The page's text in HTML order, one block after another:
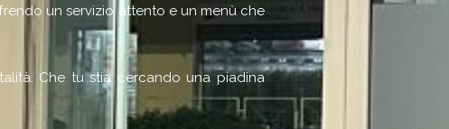
un servizio attento e un menù che
Che tu stia cercando una piadina